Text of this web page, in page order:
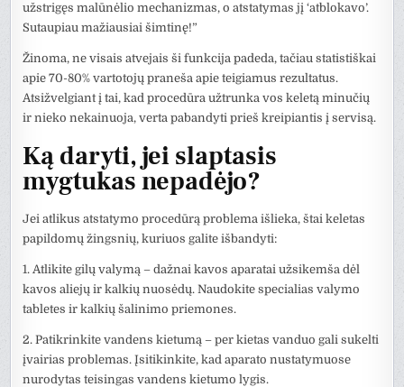
užstrigęs malūnėlio mechanizmas, o atstatymas jį ‘atblokavo’.
Sutaupiau mažiausiai šimtinę!”
Žinoma, ne visais atvejais ši funkcija padeda, tačiau statistiškai
apie 70-80% vartotojų praneša apie teigiamus rezultatus.
Atsižvelgiant į tai, kad procedūra užtrunka vos keletą minučių
ir nieko nekainuoja, verta pabandyti prieš kreipiantis į servisą.
Ką daryti, jei slaptasis
mygtukas nepadėjo?
Jei atlikus atstatymo procedūrą problema išlieka, štai keletas
papildomų žingsnių, kuriuos galite išbandyti:
1. Atlikite gilų valymą – dažnai kavos aparatai užsikemša dėl
kavos aliejų ir kalkių nuosėdų. Naudokite specialias valymo
tabletes ir kalkių šalinimo priemones.
2. Patikrinkite vandens kietumą – per kietas vanduo gali sukelti
įvairias problemas. Įsitikinkite, kad aparato nustatymuose
nurodytas teisingas vandens kietumo lygis.